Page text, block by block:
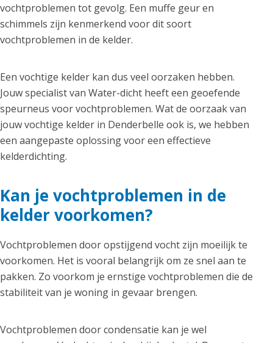
vochtproblemen tot gevolg. Een muffe geur en
schimmels zijn kenmerkend voor dit soort
vochtproblemen in de kelder.
Een vochtige kelder kan dus veel oorzaken hebben.
Jouw specialist van Water-dicht heeft een geoefende
speurneus voor vochtproblemen. Wat de oorzaak van
jouw vochtige kelder in Denderbelle ook is, we hebben
een aangepaste oplossing voor een effectieve
kelderdichting.
Kan je vochtproblemen in de
kelder voorkomen?
Vochtproblemen door opstijgend vocht zijn moeilijk te
voorkomen. Het is vooral belangrijk om ze snel aan te
pakken. Zo voorkom je ernstige vochtproblemen die de
stabiliteit van je woning in gevaar brengen.
Vochtproblemen door condensatie kan je wel